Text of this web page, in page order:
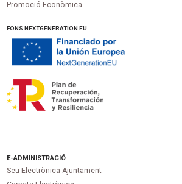
Promoció Econòmica
FONS NEXTGENERATION EU
E-ADMINISTRACIÓ
Seu Electrònica Ajuntament